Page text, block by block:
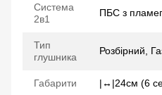
Система
2в1
ПБС з
Тип
глушника
Розбірний,
Габарити |↔|24см (6